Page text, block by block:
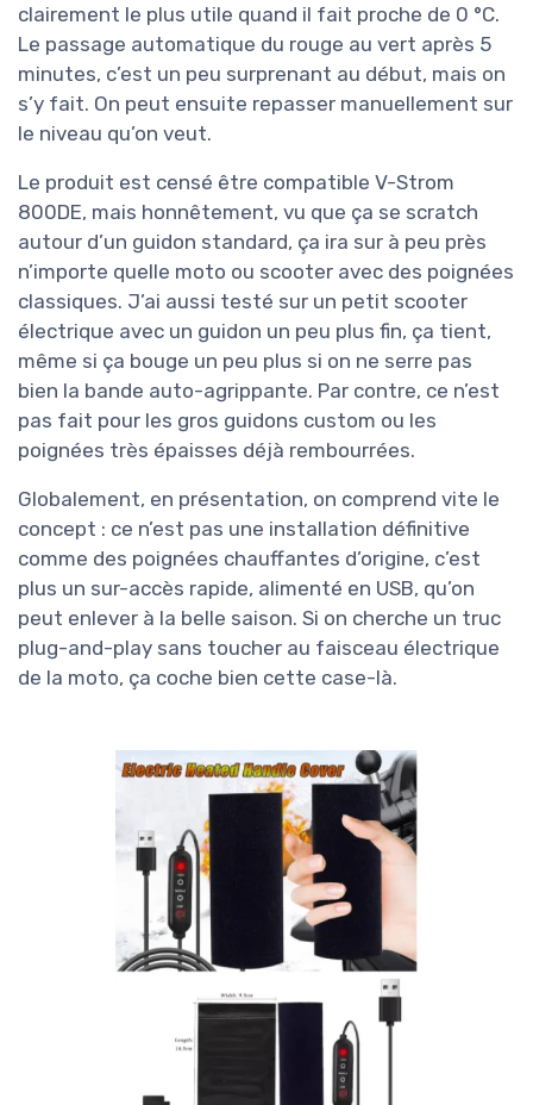
clairement le plus utile quand il fait proche de 0 °C.
Le passage automatique du rouge au vert après 5
minutes, c’est un peu surprenant au début, mais on
s’y fait. On peut ensuite repasser manuellement sur
le niveau qu’on veut.
Le produit est censé être compatible V-Strom
800DE, mais honnêtement, vu que ça se scratch
autour d’un guidon standard, ça ira sur à peu près
n’importe quelle moto ou scooter avec des poignées
classiques. J’ai aussi testé sur un petit scooter
électrique avec un guidon un peu plus fin, ça tient,
même si ça bouge un peu plus si on ne serre pas
bien la bande auto-agrippante. Par contre, ce n’est
pas fait pour les gros guidons custom ou les
poignées très épaisses déjà rembourrées.
Globalement, en présentation, on comprend vite le
concept : ce n’est pas une installation définitive
comme des poignées chauffantes d’origine, c’est
plus un sur-accès rapide, alimenté en USB, qu’on
peut enlever à la belle saison. Si on cherche un truc
plug-and-play sans toucher au faisceau électrique
de la moto, ça coche bien cette case-là.